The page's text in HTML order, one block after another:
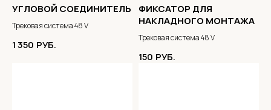
УГЛОВОЙ СОЕДИНИТЕЛЬ
Трековая система 48 V
1 350 РУБ.
ФИКСАТОР ДЛЯ
НАКЛАДНОГО МОНТАЖА
Трековая система 48 V
150 РУБ.